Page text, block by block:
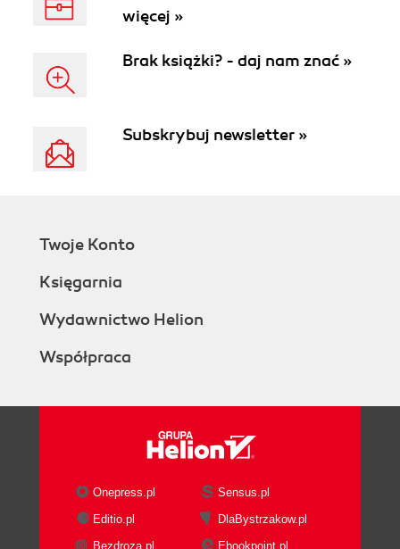
więcej »
Brak książki? - daj nam znać »
Subskrybuj newsletter »
Twoje Konto
Księgarnia
Wydawnictwo Helion
Współpraca
Onepress.pl
Sensus.pl
Editio.pl
DlaBystrzakow.pl
Bezdroza.pl
Ebookpoint.pl